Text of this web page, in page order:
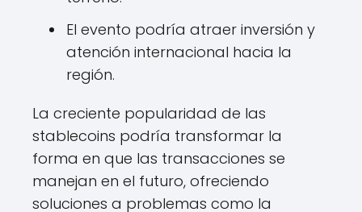
El evento podría atraer inversión y
atención internacional hacia la
región.
La creciente popularidad de las
stablecoins podría transformar la
forma en que las transacciones se
manejan en el futuro, ofreciendo
soluciones a problemas como la